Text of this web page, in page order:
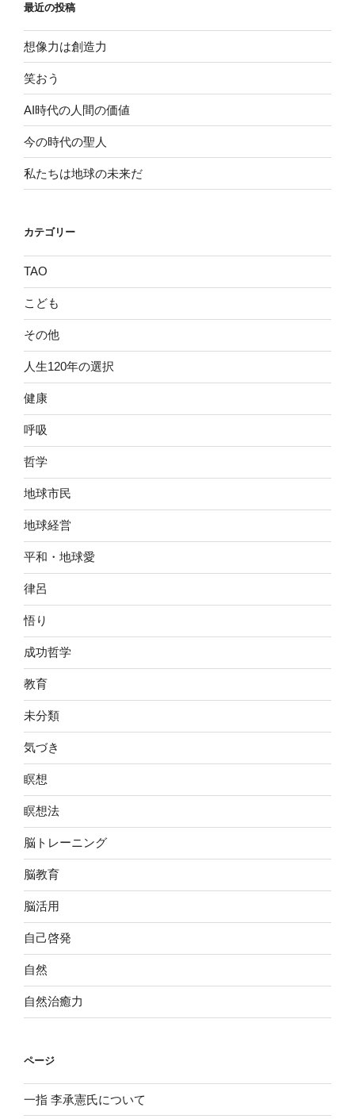
最近の投稿
想像力は創造力
笑おう
AI時代の人間の価値
今の時代の聖人
私たちは地球の未来だ
カテゴリー
TAO
こども
その他
人生120年の選択
健康
呼吸
哲学
地球市民
地球経営
平和・地球愛
律呂
悟り
成功哲学
教育
未分類
気づき
瞑想
瞑想法
脳トレーニング
脳教育
脳活用
自己啓発
自然
自然治癒力
ページ
一指 李承憲氏について